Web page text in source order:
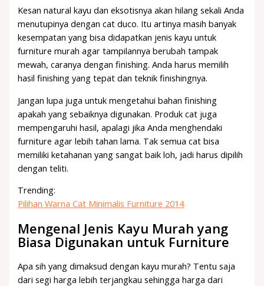
Kesan natural kayu dan eksotisnya akan hilang sekali Anda
menutupinya dengan cat duco. Itu artinya masih banyak
kesempatan yang bisa didapatkan jenis kayu untuk
furniture murah agar tampilannya berubah tampak
mewah, caranya dengan finishing. Anda harus memilih
hasil finishing yang tepat dan teknik finishingnya.
Jangan lupa juga untuk mengetahui bahan finishing
apakah yang sebaiknya digunakan. Produk cat juga
mempengaruhi hasil, apalagi jika Anda menghendaki
furniture agar lebih tahan lama. Tak semua cat bisa
memiliki ketahanan yang sangat baik loh, jadi harus dipilih
dengan teliti.
Trending:
Pilihan Warna Cat Minimalis Furniture 2014
Mengenal Jenis Kayu Murah yang
Biasa Digunakan untuk Furniture
Apa sih yang dimaksud dengan kayu murah? Tentu saja
dari segi harga lebih terjangkau sehingga harga dari